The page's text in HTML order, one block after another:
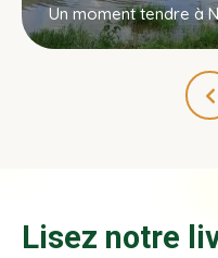
Un moment tendre à
Lisez notre